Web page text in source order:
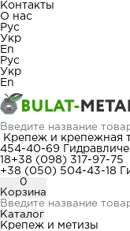
Контакты
О нас
Рус
Укр
En
Рус
Укр
En
Крепеж и крепежная
454-40-69
18+38 (098) 317-97-75
+38 (050) 504-43-18
0
Корзина
Каталог
Крепеж и метизы